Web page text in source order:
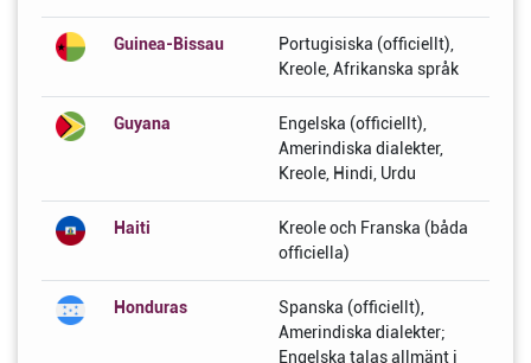
Guinea-Bissau
Portugisiska (officiellt),
Kreole, Afrikanska språk
Guyana
Engelska (officiellt),
Amerindiska dialekter,
Kreole, Hindi, Urdu
Haiti
Kreole och Franska (båda
officiella)
Honduras
Spanska (officiellt),
Amerindiska dialekter;
Engelska talas allmänt i